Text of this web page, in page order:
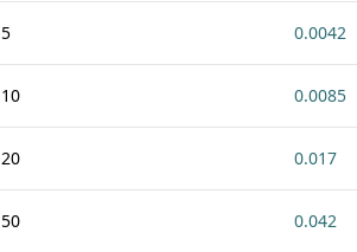
5 0.0042
10 0.0085
20 0.017
50 0.042